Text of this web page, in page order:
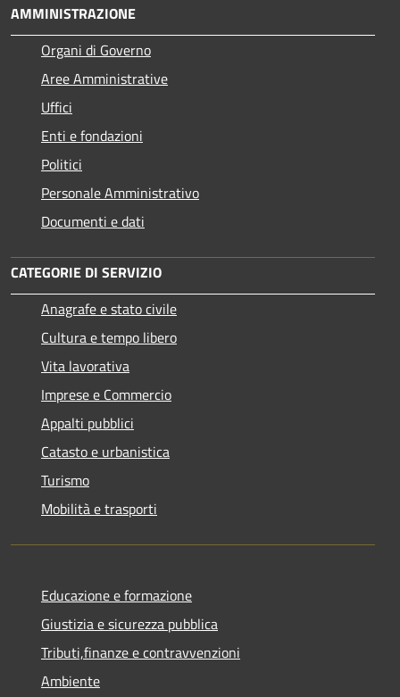
AMMINISTRAZIONE
Organi di Governo
Aree Amministrative
Uffici
Enti e fondazioni
Politici
Personale Amministrativo
Documenti e dati
CATEGORIE DI SERVIZIO
Anagrafe e stato civile
Cultura e tempo libero
Vita lavorativa
Imprese e Commercio
Appalti pubblici
Catasto e urbanistica
Turismo
Mobilità e trasporti
Educazione e formazione
Giustizia e sicurezza pubblica
Tributi,finanze e contravvenzioni
Ambiente